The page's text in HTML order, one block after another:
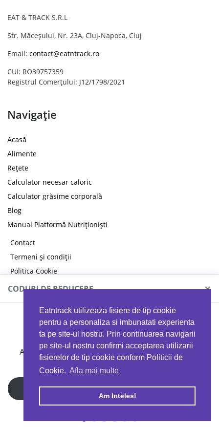
Eatntrack utilizeaza fisiere de tip cookie
pentru a personaliza si imbunatati experienta
ta pe site-ul nostru. Prin continuarea navigarii
pe site-ul nostru confirmi acceptarea utilizarii
fisierelor de tip cookie conform Politicii de
Cookie. Afla mai multe
Am Inteles!
EAT & TRACK S.R.L
Str. Măceșului, Nr. 23A, Cluj-Napoca, Cluj
Email: contact@eatntrack.ro
CUI: RO39757359
Registrul Comerțului: J12/1798/2021
Navigație
Acasă
Alimente
Rețete
Calculator necesar caloric
Calculator grăsime corporală
Blog
Manual Platformă Nutriționiști
Contact
Termeni și condiții
Politica Cookie
Politica de confidențialitate
Copyright © 2026 EAT & TRACK S.R.L
CODURI DE REDUCERE ×
MYPROTEIN
Ai 40%reducere la orice comandă folosind codul
EATTRACK
Profită acum